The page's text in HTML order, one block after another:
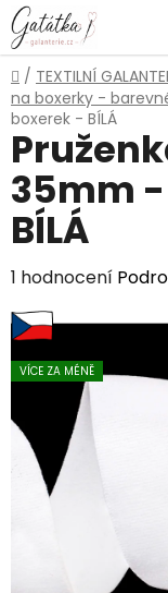
Přejít
na
obsah
Domů
/ TEXTILNÍ
na boxerky -
boxerek - BÍLÁ
35mm
BÍLÁ
Průměrné
hodnocení
produktu
je
z
hvězdiček.
1 hodnocení
VÍCE ZA MÉNĚ